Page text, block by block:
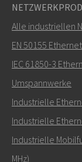
Alle industriellen
EN 50155
IEC 61850-3
Umspannwerke
Industrielle
Industrielle
Industrielle
MHz)